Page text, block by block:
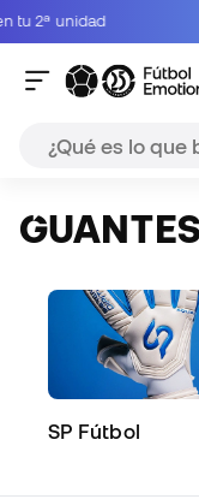
SP Fútbol